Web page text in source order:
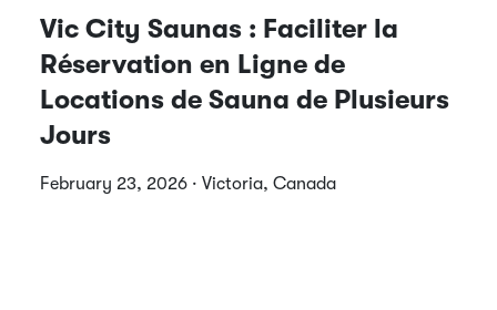
Vic City Saunas : Faciliter la
Réservation en Ligne de
Locations de Sauna de Plusieurs
Jours
February 23, 2026 · Victoria, Canada